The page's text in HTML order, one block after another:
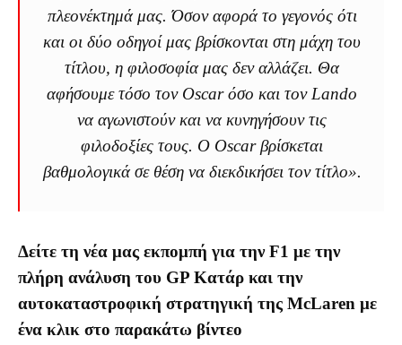
πλεονέκτημά μας. Όσον αφορά το γεγονός ότι
και οι δύο οδηγοί μας βρίσκονται στη μάχη του
τίτλου, η φιλοσοφία μας δεν αλλάζει. Θα
αφήσουμε τόσο τον Oscar όσο και τον Lando
να αγωνιστούν και να κυνηγήσουν τις
φιλοδοξίες τους. Ο Oscar βρίσκεται
βαθμολογικά σε θέση να διεκδικήσει τον τίτλο».
Δείτε τη νέα μας εκπομπή για την F1 με την
πλήρη ανάλυση του GP Κατάρ και την
αυτοκαταστροφική στρατηγική της McLaren με
ένα κλικ στο παρακάτω βίντεο